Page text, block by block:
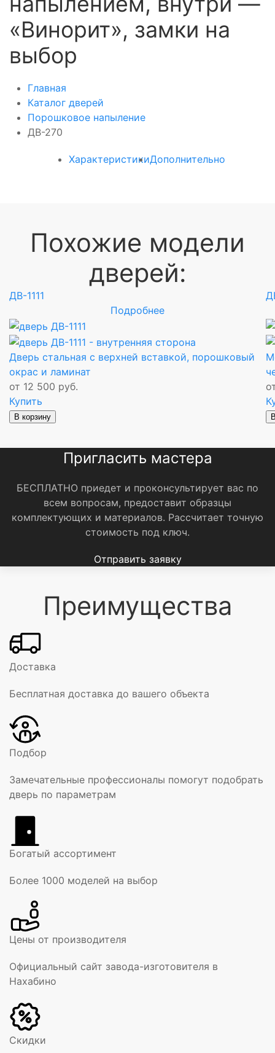
«Винорит», замки на
выбор
Главная
Каталог дверей
Порошковое напыление
ДВ-270
ХарактеристикиДополнительно
Похожие модели
дверей:
ДВ-1111
Подробнее
Дверь стальная с верхней вставкой, порошковый
окрас и ламинат
от 12 500 руб.
Купить
В корзину
Пригласить мастера
БЕСПЛАТНО приедет и проконсультирует вас по
всем вопросам, предоставит образцы
комплектующих и материалов. Рассчитает точную
стоимость под ключ.
Отправить заявку
Преимущества
Доставка
Бесплатная доставка до вашего объекта
Подбор
Замечательные профессионалы помогут подобрать
дверь по параметрам
Богатый ассортимент
Более 1000 моделей на выбор
Цены от производителя
Официальный сайт завода-изготовителя в
Нахабино
Скидки